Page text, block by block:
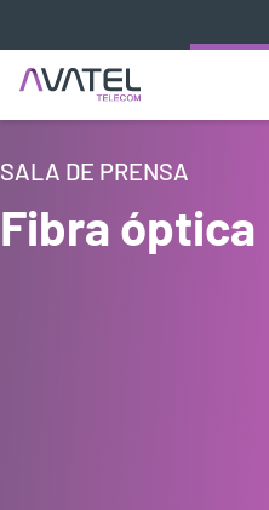
SALA DE PRENSA
Fibra óptica